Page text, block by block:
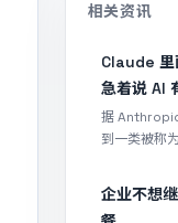
相关资讯
Claude 里
急着说 AI
据
到一类被称
企业不想